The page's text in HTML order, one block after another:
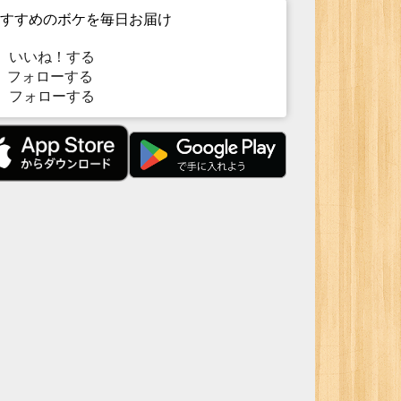
すめのボケを毎日お届け
いいね！する
ォローする
フォローする